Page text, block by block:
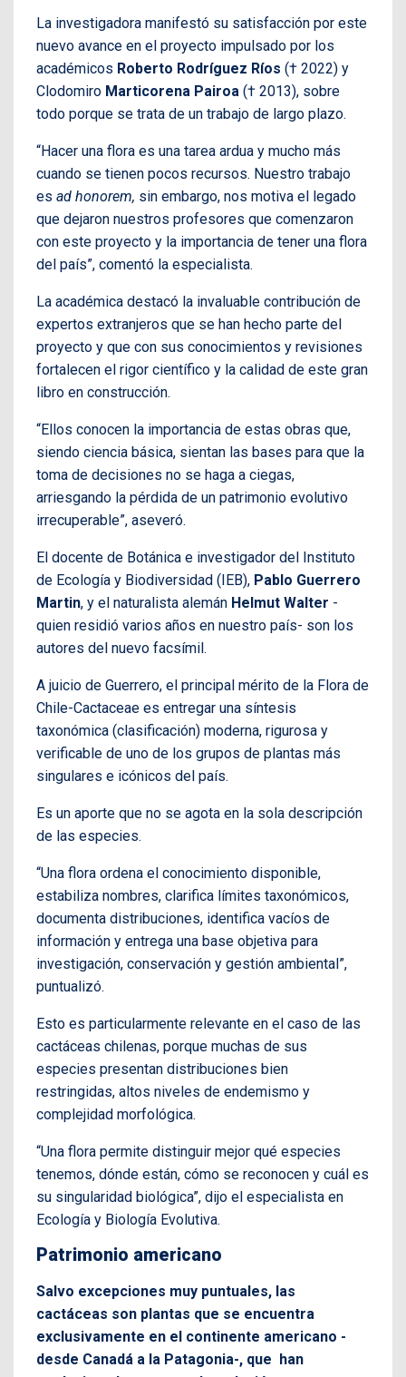
La investigadora manifestó su satisfacción por este
nuevo avance en el proyecto impulsado por los
académicos Roberto Rodríguez Ríos († 2022) y
Clodomiro Marticorena Pairoa († 2013), sobre
todo porque se trata de un trabajo de largo plazo.
“Hacer una flora es una tarea ardua y mucho más
cuando se tienen pocos recursos. Nuestro trabajo
es ad honorem, sin embargo, nos motiva el legado
que dejaron nuestros profesores que comenzaron
con este proyecto y la importancia de tener una flora
del país”, comentó la especialista.
La académica destacó la invaluable contribución de
expertos extranjeros que se han hecho parte del
proyecto y que con sus conocimientos y revisiones
fortalecen el rigor científico y la calidad de este gran
libro en construcción.
“Ellos conocen la importancia de estas obras que,
siendo ciencia básica, sientan las bases para que la
toma de decisiones no se haga a ciegas,
arriesgando la pérdida de un patrimonio evolutivo
irrecuperable”, aseveró.
El docente de Botánica e investigador del Instituto
de Ecología y Biodiversidad (IEB), Pablo Guerrero
Martin, y el naturalista alemán Helmut Walter -
quien residió varios años en nuestro país- son los
autores del nuevo facsímil.
A juicio de Guerrero, el principal mérito de la Flora de
Chile-Cactaceae es entregar una síntesis
taxonómica (clasificación) moderna, rigurosa y
verificable de uno de los grupos de plantas más
singulares e icónicos del país.
Es un aporte que no se agota en la sola descripción
de las especies.
“Una flora ordena el conocimiento disponible,
estabiliza nombres, clarifica límites taxonómicos,
documenta distribuciones, identifica vacíos de
información y entrega una base objetiva para
investigación, conservación y gestión ambiental”,
puntualizó.
Esto es particularmente relevante en el caso de las
cactáceas chilenas, porque muchas de sus
especies presentan distribuciones bien
restringidas, altos niveles de endemismo y
complejidad morfológica.
“Una flora permite distinguir mejor qué especies
tenemos, dónde están, cómo se reconocen y cuál es
su singularidad biológica”, dijo el especialista en
Ecología y Biología Evolutiva.
Patrimonio americano
Salvo excepciones muy puntuales, las
cactáceas son plantas que se encuentra
exclusivamente en el continente americano -
desde Canadá a la Patagonia-, que han